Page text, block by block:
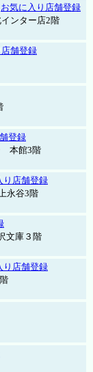
お気に入り店舗登録
ンター店2階
舗登録
登録
本館3階
り店舗登録
永谷3階
文庫３階
り店舗登録